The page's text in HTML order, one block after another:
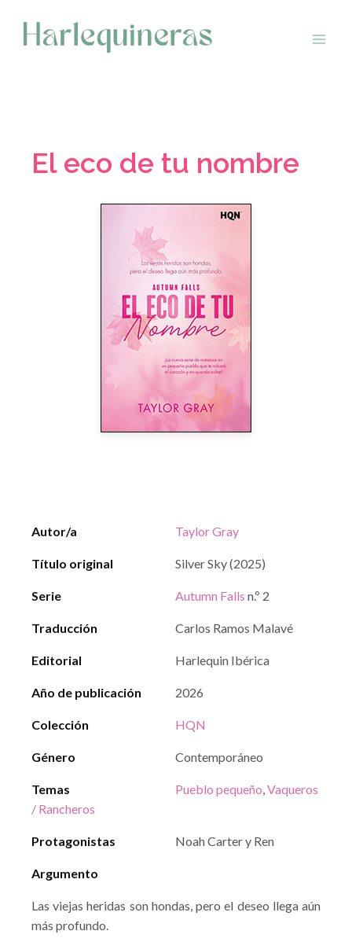
contenido
El eco de tu nombre
Autor/a Taylor Gray
Título original Silver Sky (2025)
Serie Autumn Falls n.º 2
Traducción Carlos Ramos Malavé
Editorial Harlequin Ibérica
Año de publicación 2026
Colección HQN
Género Contemporáneo
Temas Pueblo pequeño,Vaqueros
/ Rancheros
Protagonistas Noah Carter y Ren
Argumento
Las viejas heridas son hondas, pero el deseo llega aún
más profundo.